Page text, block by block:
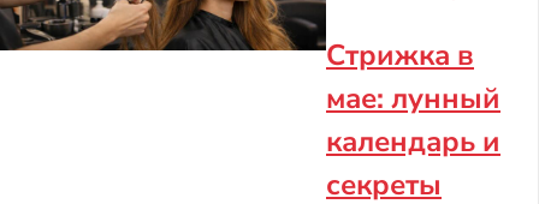
Стрижка в
мае: лунный
календарь и
секреты